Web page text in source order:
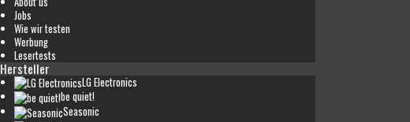
Jobs
Wie wir testen
Werbung
Lesertests
Hersteller
LG Electronics
be quiet!
Seasonic